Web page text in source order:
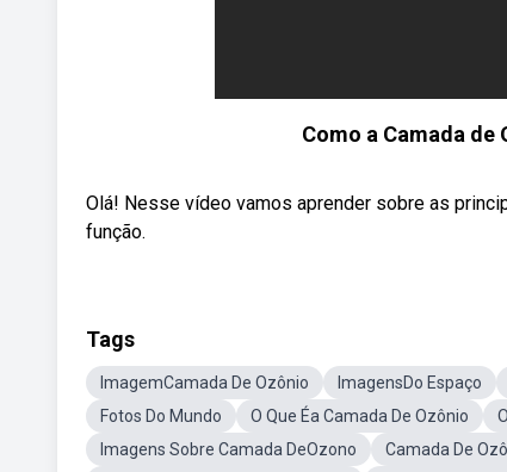
Como a Camada de
Olá! Nesse vídeo vamos aprender sobre as
função.
Tags
ImagemCamada De Ozônio ImagensDo Espaço
Fotos Do Mundo
O Que Éa Camada De Ozônio
Imagens Sobre Camada DeOzono
Camada De